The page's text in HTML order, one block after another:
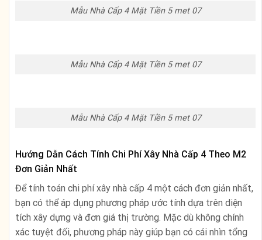
Mẫu Nhà Cấp 4 Mặt Tiền 5 met 07
Mẫu Nhà Cấp 4 Mặt Tiền 5 met 07
Mẫu Nhà Cấp 4 Mặt Tiền 5 met 07
Hướng Dẫn Cách Tính Chi Phí Xây Nhà Cấp 4 Theo M2
Đơn Giản Nhất
Để tính toán chi phí xây nhà cấp 4 một cách đơn giản nhất,
bạn có thể áp dụng phương pháp ước tính dựa trên diện
tích xây dựng và đơn giá thị trường. Mặc dù không chính
xác tuyệt đối, phương pháp này giúp bạn có cái nhìn tổng